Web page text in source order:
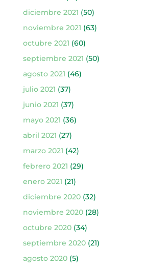
diciembre 2021 (50)
noviembre 2021 (63)
octubre 2021 (60)
septiembre 2021 (50)
agosto 2021 (46)
julio 2021 (37)
junio 2021 (37)
mayo 2021 (36)
abril 2021 (27)
marzo 2021 (42)
febrero 2021 (29)
enero 2021 (21)
diciembre 2020(32)
noviembre 2020(28)
octubre 2020(34)
septiembre 2020(21)
agosto 2020(5)